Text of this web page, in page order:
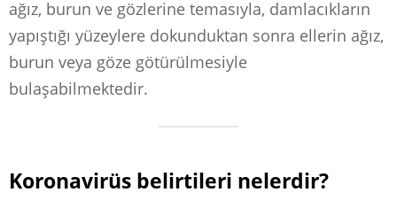
ağız, burun ve gözlerine temasıyla, damlacıkların
yapıştığı yüzeylere dokunduktan sonra ellerin ağız,
burun veya göze götürülmesiyle
bulaşabilmektedir.
Koronavirüs belirtileri nelerdir?